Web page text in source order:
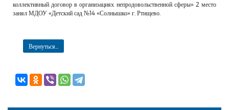
коллективный договор в организациях непродовольственной сферы» 2 место
занял МДОУ «Детский сад №14 «Солнышко» г. Ртищево.
Вернуться...